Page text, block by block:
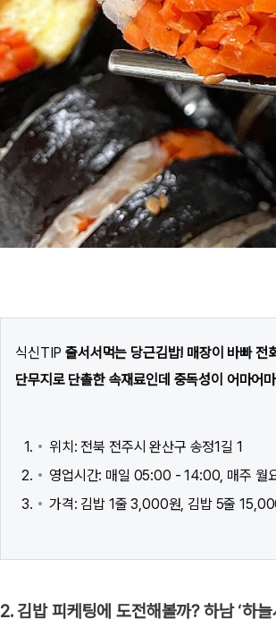
식신TIP 줄서서먹는 당근김밥! 매장이 바빠 전
단무지로 단촐한 속재료인데 중독성이 어마어
위치: 전북 전주시 완산구 송정1길 1
영업시간: 매일 05:00 - 14:00, 매주 월
가격: 김밥 1줄 3,000원, 김밥 5줄
2. 김밥 피케팅에 도전해볼까? 하남 ‘하늘